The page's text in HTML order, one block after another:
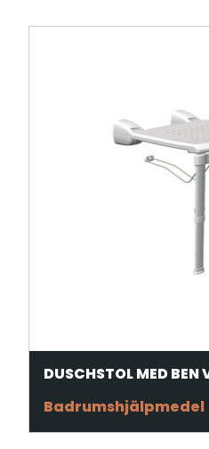
DUSCHSTOL MED BEN
Badrumshjälpmedel